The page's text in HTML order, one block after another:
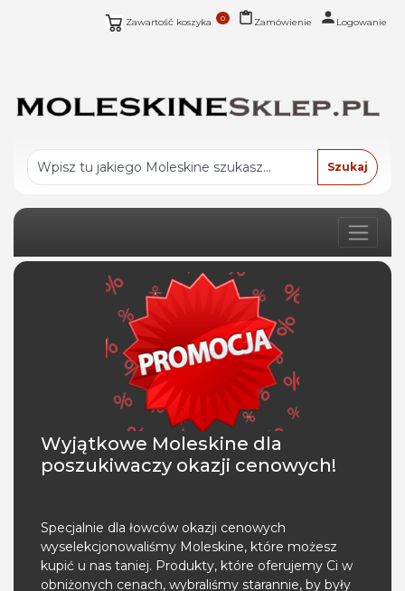
Zawartość koszyka 0 Zamówienie Logowanie
Wyjątkowe Moleskine dla
poszukiwaczy okazji cenowych!
Specjalnie dla łowców okazji cenowych
wyselekcjonowaliśmy Moleskine, które możesz
kupić u nas taniej. Produkty, które oferujemy Ci w
obniżonych cenach, wybraliśmy starannie, by były